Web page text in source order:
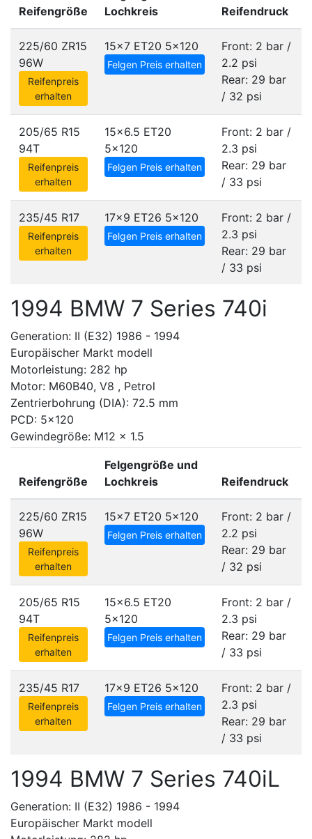
Reifengröße
Lochkreis
Reifendruck
225/60 ZR15
96W
Reifenpreis
erhalten
15x7 ET20 5x120
Felgen Preis erhalten
Front: 2 bar /
2.2 psi
Rear: 29 bar
/ 32 psi
205/65 R15
94T
Reifenpreis
erhalten
15x6.5 ET20
5x120
Felgen Preis erhalten
Front: 2 bar /
2.3 psi
Rear: 29 bar
/ 33 psi
235/45 R17
Reifenpreis
erhalten
17x9 ET26 5x120
Felgen Preis erhalten
Front: 2 bar /
2.3 psi
Rear: 29 bar
/ 33 psi
1994 BMW 7 Series 740i
Generation: II (E32) 1986 - 1994
Europäischer Markt modell
Motorleistung: 282 hp
Motor: M60B40, V8 , Petrol
Zentrierbohrung (DIA): 72.5 mm
PCD: 5x120
Gewindegröße: M12 x 1.5
Reifengröße
Felgengröße und
Lochkreis
Reifendruck
225/60 ZR15
96W
Reifenpreis
erhalten
15x7 ET20 5x120
Felgen Preis erhalten
Front: 2 bar /
2.2 psi
Rear: 29 bar
/ 32 psi
205/65 R15
94T
Reifenpreis
erhalten
15x6.5 ET20
5x120
Felgen Preis erhalten
Front: 2 bar /
2.3 psi
Rear: 29 bar
/ 33 psi
235/45 R17
Reifenpreis
erhalten
17x9 ET26 5x120
Felgen Preis erhalten
Front: 2 bar /
2.3 psi
Rear: 29 bar
/ 33 psi
1994 BMW 7 Series 740iL
Generation: II (E32) 1986 - 1994
Europäischer Markt modell